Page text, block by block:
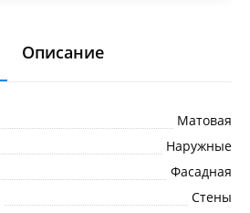
Описание
Матовая
Наружные
Фасадная
Стены